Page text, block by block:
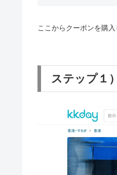
ここからクーポンを購
ステップ１